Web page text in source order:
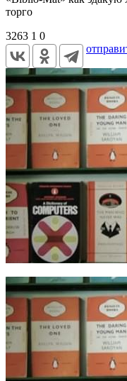
торго
3263 1 0